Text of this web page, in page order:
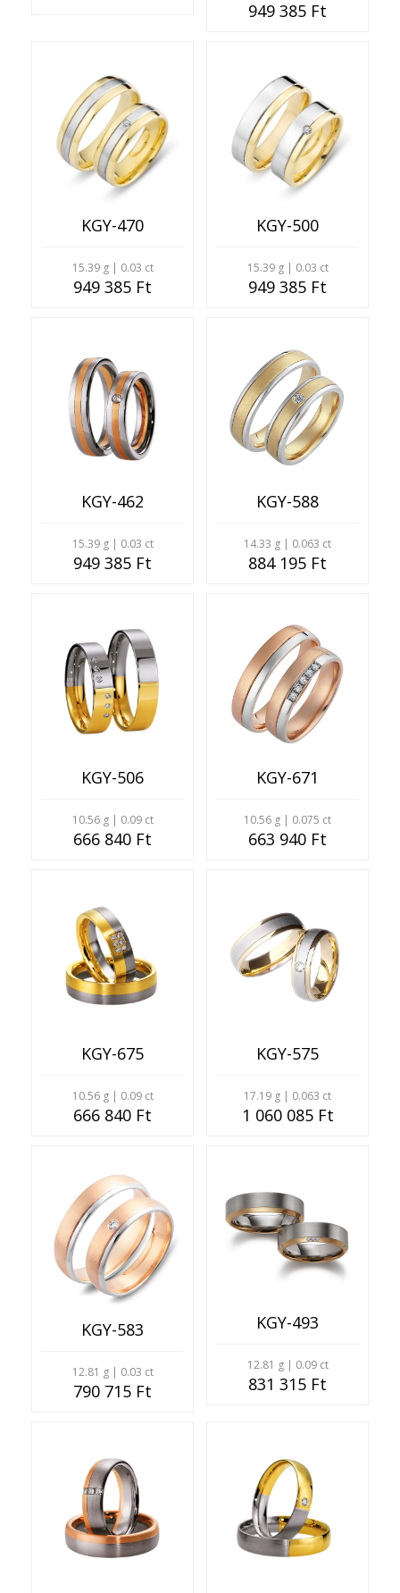
949 385 Ft
KGY-470
15.39 g | 0.03 ct
949 385 Ft
KGY-500
15.39 g | 0.03 ct
949 385 Ft
KGY-462
15.39 g | 0.03 ct
949 385 Ft
KGY-588
14.33 g | 0.063 ct
884 195 Ft
KGY-506
10.56 g | 0.09 ct
666 840 Ft
KGY-671
10.56 g | 0.075 ct
663 940 Ft
KGY-675
10.56 g | 0.09 ct
666 840 Ft
KGY-575
17.19 g | 0.063 ct
1 060 085 Ft
KGY-583
12.81 g | 0.03 ct
790 715 Ft
KGY-493
12.81 g | 0.09 ct
831 315 Ft